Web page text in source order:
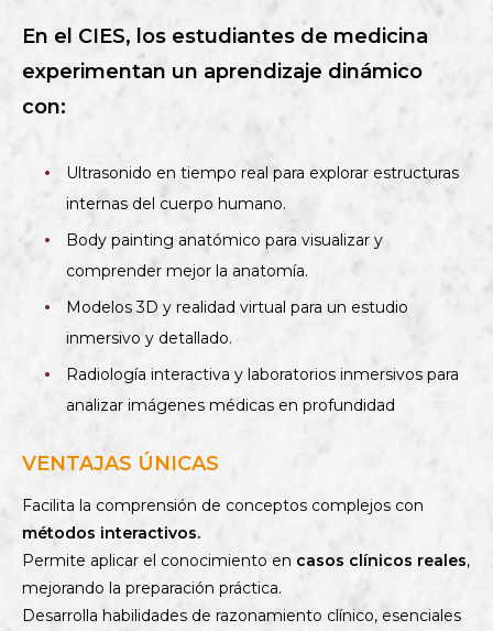
En el CIES, los estudiantes de medicina
experimentan un aprendizaje dinámico
con:
Ultrasonido en tiempo real para explorar estructuras
internas del cuerpo humano.
Body painting anatómico para visualizar y
comprender mejor la anatomía.
Modelos 3D y realidad virtual para un estudio
inmersivo y detallado.
Radiología interactiva y laboratorios inmersivos para
analizar imágenes médicas en profundidad
VENTAJAS ÚNICAS
Facilita la comprensión de conceptos complejos con
métodos interactivos.
Permite aplicar el conocimiento en casos clínicos reales,
mejorando la preparación práctica.
Desarrolla habilidades de razonamiento clínico, esenciales